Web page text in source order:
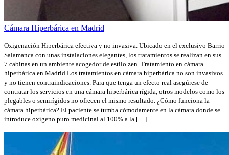
Cámara Hiperbárica en Madrid
Oxigenación Hiperbárica efectiva y no invasiva. Ubicado en el exclusivo Barrio
Salamanca con unas instalaciones elegantes, los tratamientos se realizan en sus
7 cabinas en un ambiente acogedor de estilo zen. Tratamiento en cámara
hiperbárica en Madrid Los tratamientos en cámara hiperbárica no son invasivos
y no tienen contraindicaciones. Para que tenga un efecto real asegúrese de
contratar los servicios en una cámara hiperbárica rígida, otros modelos como los
plegables o semirígidos no ofrecen el mismo resultado. ¿Cómo funciona la
cámara hiperbárica? El paciente se tumba cómodamente en la cámara donde se
introduce oxígeno puro medicinal al 100% a la […]